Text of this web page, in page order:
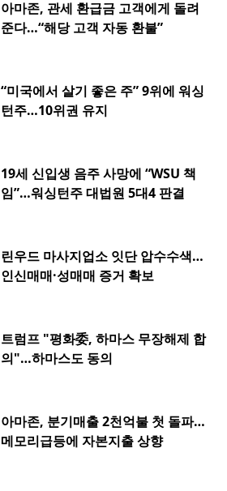
아마존, 관세 환급금 고객에게 돌려
준다…“해당 고객 자동 환불”
“미국에서 살기 좋은 주” 9위에 워싱
턴주…10위권 유지
19세 신입생 음주 사망에 “WSU 책
임”…워싱턴주 대법원 5대4 판결
린우드 마사지업소 잇단 압수수색…
인신매매·성매매 증거 확보
트럼프 "평화委, 하마스 무장해제 합
의"…하마스도 동의
아마존, 분기매출 2천억불 첫 돌파…
메모리급등에 자본지출 상향